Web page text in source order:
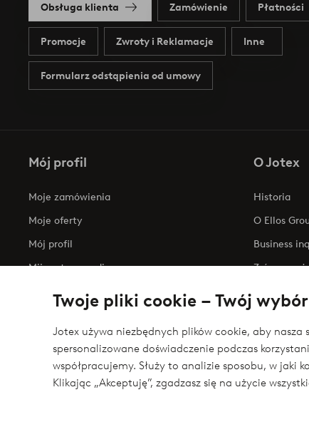
Twoje pliki cookie – Twój
Jotex używa niezbędnych plików cookie, aby
spersonalizowane doświadczenie podczas
współpracujemy. Służy to analizie sposobu, w jaki
Klikając „Akceptuję”, zgadzasz się na użycie
Obsługa klienta Zamówienie Płatności
Promocje Zwroty i Reklamacje Inne
Formularz odstąpienia od umowy
Mój profil
Moje zamówienia
Moje oferty
Mój profil
Mijn retourzendingen
O Jotex
Historia
O Ellos
Business
Bezpieczne płatności - zapłać teraz lub
Chcesz dowiedzieć się więcej o naszych opcjach płatności